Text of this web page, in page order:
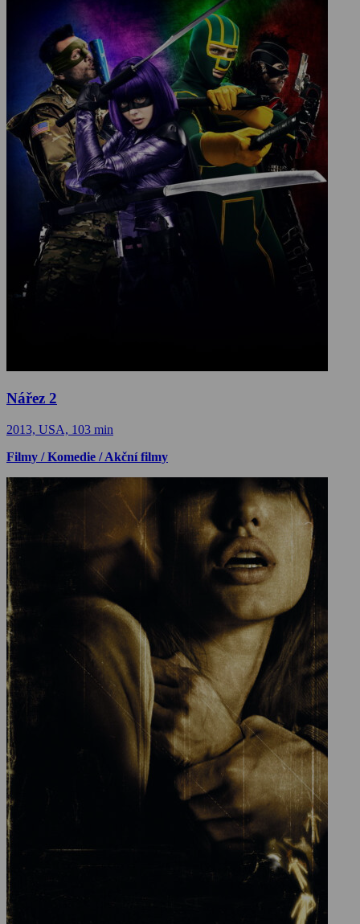
Nářez 2
2013, USA, 103 min
Filmy / Komedie / Akční filmy